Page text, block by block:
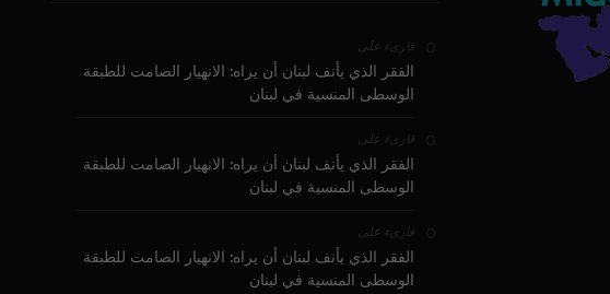
قارىء على
الفقر الذي يأنف لبنان أن يراه: الانهيار الصامت للطبقة
الوسطى المنسية في لبنان
قارىء على
الفقر الذي يأنف لبنان أن يراه: الانهيار الصامت للطبقة
الوسطى المنسية في لبنان
قارىء على
الفقر الذي يأنف لبنان أن يراه: الانهيار الصامت للطبقة
الوسطى المنسية في لبنان